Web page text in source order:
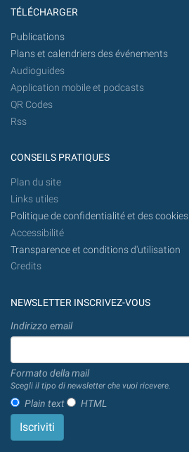
TÉLÉCHARGER
Publications
Plans et calendriers des événements
Audioguides
Application mobile et podcasts
QR Codes
Rss
CONSEILS PRATIQUES
Plan du site
Links utiles
Politique de confidentialité et des cookies
Accessibilité
Transparence et conditions d'utilisation
Credits
NEWSLETTER INSCRIVEZ-VOUS
Indirizzo email
Formato della mail
Scegli il tipo di newsletter che vuoi ricevere.
Plain text HTML